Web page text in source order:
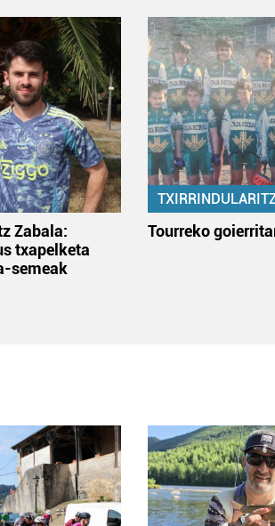
Zabala:
txapelketa
semeak
Tourreko